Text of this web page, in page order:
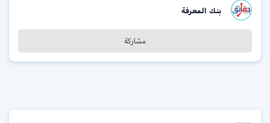
بنك المعرفة
مشاركة